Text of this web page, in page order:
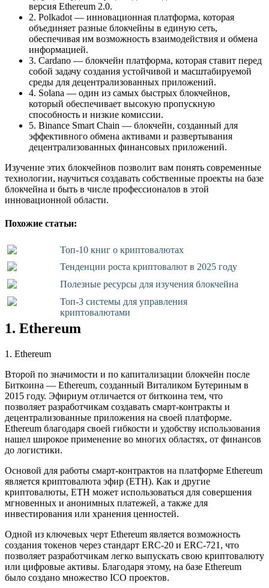
версия Ethereum 2.0.
2. Polkadot — инновационная платформа, которая
объединяет разные блокчейны в единую сеть,
обеспечивая им возможность взаимодействия и обмена
информацией.
3. Cardano — блокчейн платформа, которая ставит перед
собой задачу создания устойчивой и масштабируемой
среды для децентрализованных приложений.
4. Solana — один из самых быстрых блокчейнов,
который обеспечивает высокую пропускную
способность и низкие комиссии.
5. Binance Smart Chain — блокчейн, созданный для
эффективного обмена активами и развертывания
децентрализованных финансовых приложений.
Изучение этих блокчейнов позволит вам понять современные
технологии, научиться создавать собственные проекты на базе
блокчейна и быть в числе профессионалов в этой
инновационной области.
Похожие статьи:
Топ-10 книг о криптовалютах
Тенденции роста криптовалют в 2025 году
Полезные ресурсы для изучения блокчейна
Топ-3 системы для управления
криптовалютами
1. Ethereum
1. Ethereum
Второй по значимости и по капитализации блокчейн после
Биткоина — Ethereum, созданный Виталиком Бутериным в
2015 году. Эфириум отличается от биткоина тем, что
позволяет разработчикам создавать смарт-контракты и
децентрализованные приложения на своей платформе.
Ethereum благодаря своей гибкости и удобству использования
нашел широкое применение во многих областях, от финансов
до логистики.
Основой для работы смарт-контрактов на платформе Ethereum
является криптовалюта эфир (ETH). Как и другие
криптовалюты, ETH может использоваться для совершения
мгновенных и анонимных платежей, а также для
инвестирования или хранения ценностей.
Одной из ключевых черт Ethereum является возможность
создания токенов через стандарт ERC-20 и ERC-721, что
позволяет разработчикам легко выпускать свою криптовалюту
или цифровые активы. Благодаря этому, на базе Ethereum
было создано множество ICO проектов.